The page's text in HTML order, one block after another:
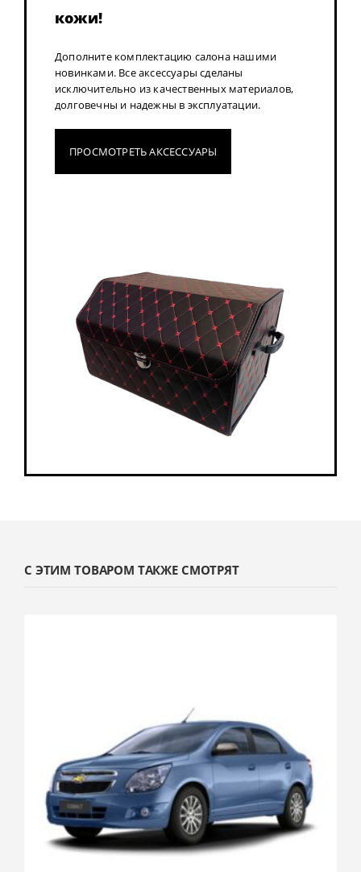
кожи!
Дополните комплектацию салона нашими
новинками. Все аксессуары сделаны
исключительно из качественных материалов,
долговечны и надежны в эксплуатации.
ПРОСМОТРЕТЬ АКСЕССУАРЫ
С ЭТИМ ТОВАРОМ ТАКЖЕ СМОТРЯТ